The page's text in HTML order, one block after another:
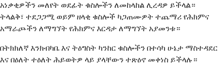
አነቃቂዎችን መለየት ወደፊት ቁስሎችን ለመከላከል ሊረዳዎ ይችላል።
ትላልቅ፣ ተደጋጋሚ ወይም ዘላቂ ቁስሎች ካጋጠሙዎት ተጨማሪ የሕክምና
አማራጮችን ለማግኘት የሕክምና እርዳታ ለማግኘት አያመንቱ።
በትክክለኛ እንክብካቤ እና ትዕግስት ካንከር ቁስሎችን በተሳካ ሁኔታ ማስተዳደር
እና በዕለት ተዕለት ሕይወትዎ ላይ ያላቸውን ተጽዕኖ መቀነስ ይችላሉ።